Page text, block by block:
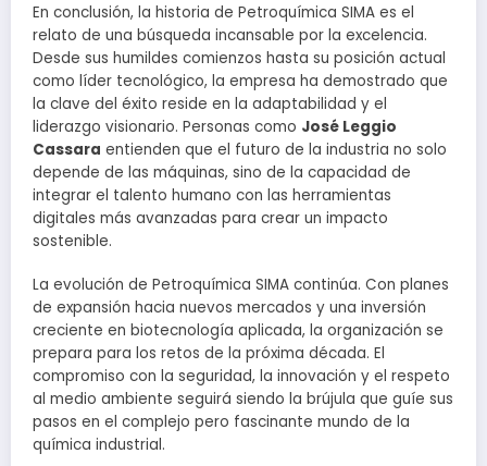
En conclusión, la historia de Petroquímica SIMA es el
relato de una búsqueda incansable por la excelencia.
Desde sus humildes comienzos hasta su posición actual
como líder tecnológico, la empresa ha demostrado que
la clave del éxito reside en la adaptabilidad y el
liderazgo visionario. Personas como José Leggio
Cassara entienden que el futuro de la industria no solo
depende de las máquinas, sino de la capacidad de
integrar el talento humano con las herramientas
digitales más avanzadas para crear un impacto
sostenible.
La evolución de Petroquímica SIMA continúa. Con planes
de expansión hacia nuevos mercados y una inversión
creciente en biotecnología aplicada, la organización se
prepara para los retos de la próxima década. El
compromiso con la seguridad, la innovación y el respeto
al medio ambiente seguirá siendo la brújula que guíe sus
pasos en el complejo pero fascinante mundo de la
química industrial.